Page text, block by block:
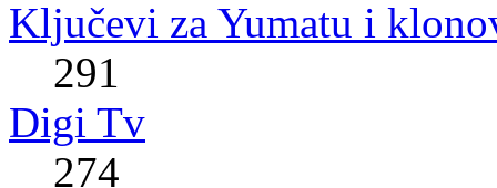
Ključevi za Yumatu i
291
Digi Tv
274